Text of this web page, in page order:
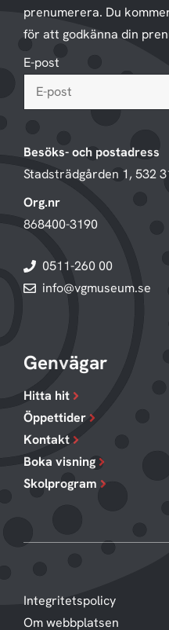
prenumerera. Du
för att godkänna din
E-post
Besöks- och postadress
Stadsträdgården 1, 532
Org.nr
868400-3190
0511-260 00
info@vgmuseum.se
Genvägar
Hitta hit
Öppettider
Kontakt
Boka visning
Skolprogram
Integritetspolicy
Om webbplatsen